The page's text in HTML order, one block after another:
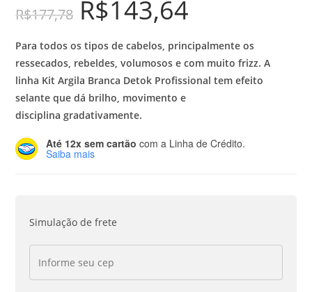
R$177,78 R$143,64
Para todos os tipos de cabelos, principalmente os
ressecados, rebeldes, volumosos e com muito frizz. A
linha Kit Argila Branca Detok Profissional tem efeito
selante que dá brilho, movimento e
disciplina gradativamente.
Até 12x sem cartão com a Linha de Crédito.
Saiba mais
Simulação de frete